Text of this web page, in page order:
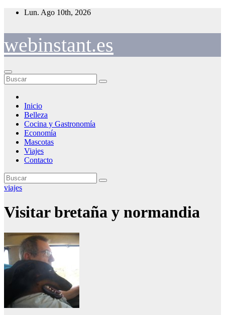
Saltar
Lun. Ago 10th, 2026
webinstant.es
Inicio
Belleza
Cocina y Gastronomía
Economía
Mascotas
Viajes
Contacto
viajes
Visitar bretaña y normandia